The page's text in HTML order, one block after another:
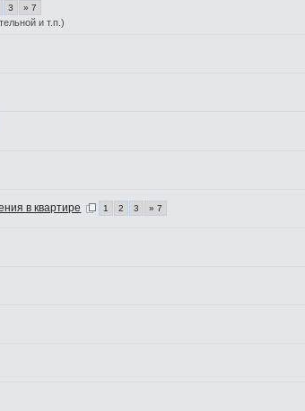
3 » 7
и т.п.)
в квартире 1 2 3 » 7